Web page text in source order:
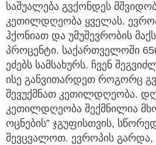
საშუალება გვქონდეს
კეთილდღეობა ყველას.
ჰქონიათ და უმუშევრობის
პროცენტი. საქართველოში
ეძებს სამსახურს. ჩვენ
ისე განვითარდეთ როგორც
შევუქმნათ კეთილდღეობა.
კეთილდღეობა შექმნილია
ოცნების” ჯგუფისთვის,
შევცვალოთ. ევროპის გარდა,